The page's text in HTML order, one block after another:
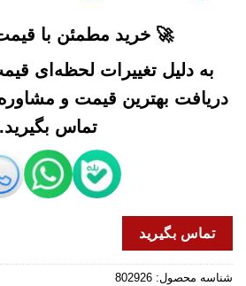
🚀 خرید مطمئن با قیمت
به دلیل تغییرات لحظه‌ای
دریافت بهترین قیمت و مشاوره
تماس بگیرید.
تماس بگیرید
شناسه محصول: 802926